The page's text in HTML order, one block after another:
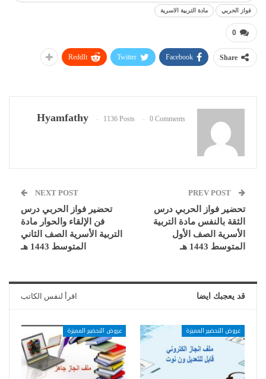
فواز الحربي مادة التربية الاسرية
0
Share
Facebook
Twitter
ReddIt
Hyamfathy 1136 Posts 0 Comments
تحضير فواز الحربي درس
الثقة بالنفس مادة التربية
الأسرية الصف الأول
المتوسط 1443 هـ
NEXT POST
تحضير فواز الحربي درس
فن الإلقاء والحوار مادة
التربية الأسرية الصف الثاني
المتوسط 1443 هـ
قد يعجبك ايضا اقرأ لنفس الكاتب
عروض التحضير المميزة عروض التحضير المميزة